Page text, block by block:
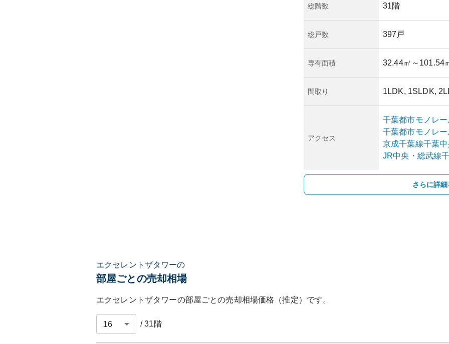
総階数 31階
総戸数 397戸
専有面積 32.44㎡ ～101.54
間取り 1LDK, 1SLDK,
アクセス
千葉都市モノレ
千葉都市モノレ
京成千葉線千葉
JR中央・総武線
さらに詳
エクセレントザタワーの
部屋ごとの売却相場
エクセレントザタワーの部屋ごとの売却相場価格（推定）です。
/31 階